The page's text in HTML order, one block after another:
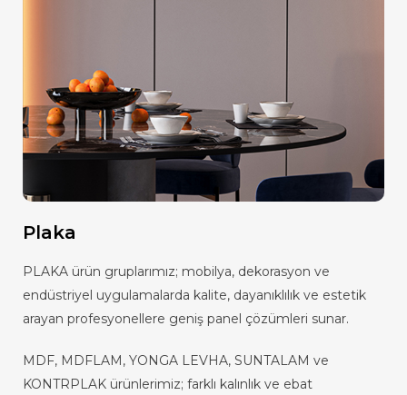
Plaka
PLAKA ürün gruplarımız; mobilya, dekorasyon ve
endüstriyel uygulamalarda kalite, dayanıklılık ve estetik
arayan profesyonellere geniş panel çözümleri sunar.
MDF, MDFLAM, YONGA LEVHA, SUNTALAM ve
KONTRPLAK ürünlerimiz; farklı kalınlık ve ebat